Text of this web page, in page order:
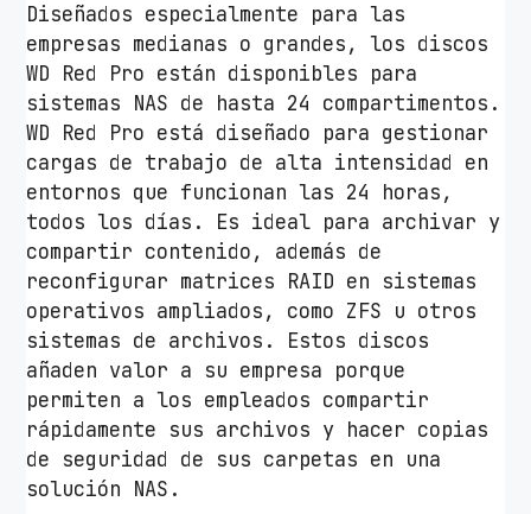
T
B
/
3
.
5
"
/
S
A
T
A
I
I
I
/
2
Diseñados especialmente para las
empresas medianas o grandes, los discos
WD Red Pro están disponibles para
sistemas NAS de hasta 24 compartimentos.
WD Red Pro está diseñado para gestionar
cargas de trabajo de alta intensidad en
entornos que funcionan las 24 horas,
todos los días. Es ideal para archivar y
compartir contenido, además de
reconfigurar matrices RAID en sistemas
operativos ampliados, como ZFS u otros
sistemas de archivos. Estos discos
añaden valor a su empresa porque
permiten a los empleados compartir
rápidamente sus archivos y hacer copias
de seguridad de sus carpetas en una
solución NAS.